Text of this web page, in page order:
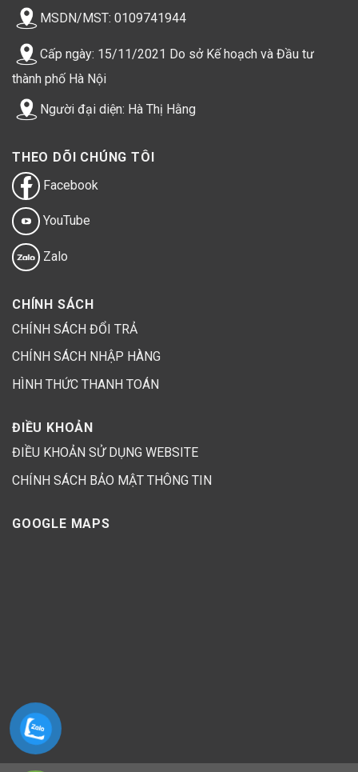
MSDN/MST: 0109741944
Cấp ngày: 15/11/2021 Do sở Kế hoạch và Đầu tư
thành phố Hà Nội
Người đại diện: Hà Thị Hằng
THEO DÕI CHÚNG TÔI
Facebook
YouTube
Zalo
CHÍNH SÁCH
CHÍNH SÁCH ĐỔI TRẢ
CHÍNH SÁCH NHẬP HÀNG
HÌNH THỨC THANH TOÁN
ĐIỀU KHOẢN
ĐIỀU KHOẢN SỬ DỤNG WEBSITE
CHÍNH SÁCH BẢO MẬT THÔNG TIN
GOOGLE MAPS